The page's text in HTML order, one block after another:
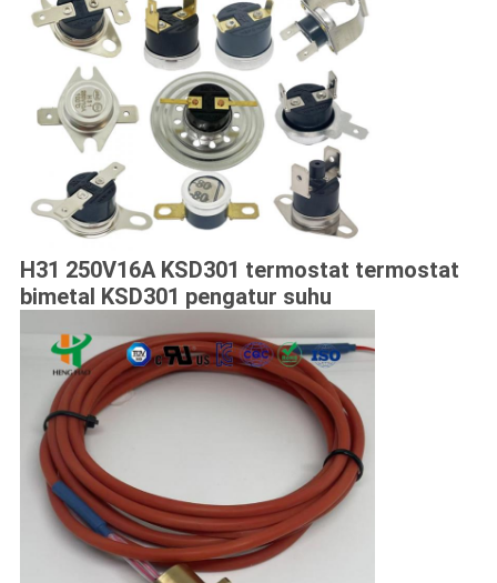
H31 250V16A KSD301 termostat termostat
bimetal KSD301 pengatur suhu